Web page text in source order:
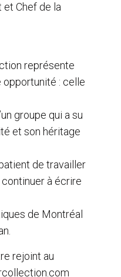
Chef de la
représente
opportunité : celle
groupe qui a su
et son héritage
de travailler
à écrire
de Montréal
rejoint au